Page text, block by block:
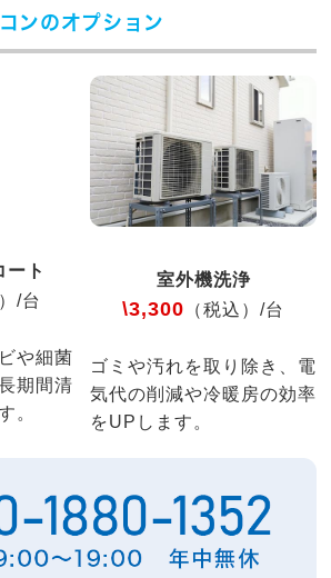
ンのオプション
ート
/台
や細菌
期間清
。
室外機洗浄
\3,300 （税込）/台
ゴミや汚れを取り除き、電
気代の削減や冷暖房の効率
をUPします。